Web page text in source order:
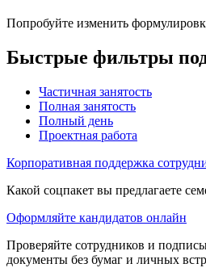
Попробуйте изменить
Быстрые фильтры
Частичная занятость
Полная занятость
Полный день
Проектная работа
Корпоративная поддержка
Какой соцпакет вы предлагаете
Оформляйте кандидатов онлайн
Проверяйте сотрудников и
документы без бумаг и личных